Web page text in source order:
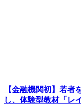
【金融機関初】若者
し、体験型教材「レ